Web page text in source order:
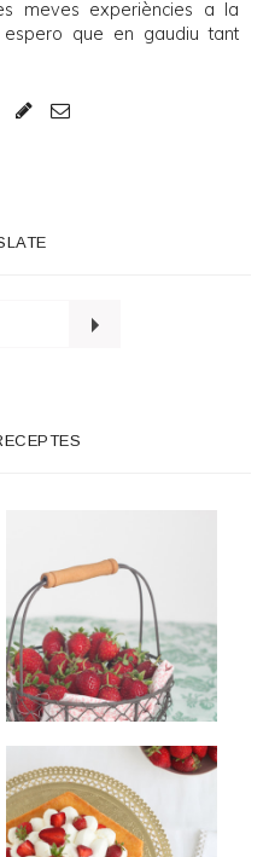
meves experiències a la
que en gaudiu tant